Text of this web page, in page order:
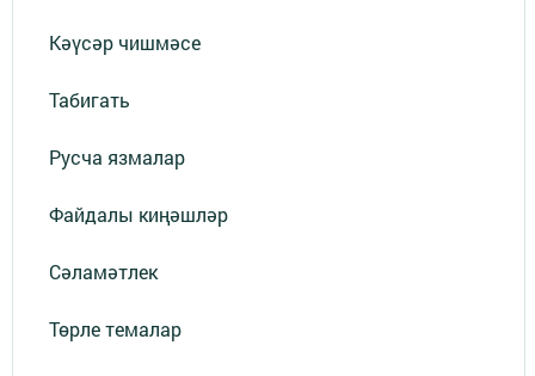
Кәүсәр чишмәсе
Табигать
Русча язмалар
Файдалы киңәшләр
Сәламәтлек
Төрле темалар